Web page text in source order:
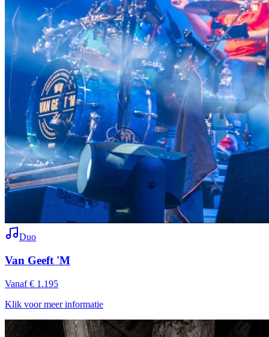
Duo
Van Geeft 'M
Vanaf € 1.195
Klik voor meer informatie